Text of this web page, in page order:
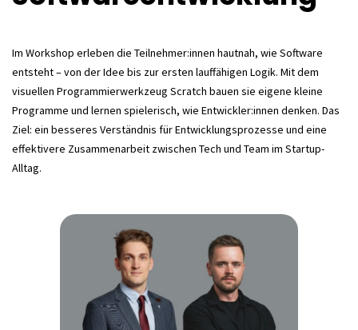
Im Workshop erleben die Teilnehmer:innen hautnah, wie Software
entsteht – von der Idee bis zur ersten lauffähigen Logik. Mit dem
visuellen Programmierwerkzeug Scratch bauen sie eigene kleine
Programme und lernen spielerisch, wie Entwickler:innen denken. Das
Ziel: ein besseres Verständnis für Entwicklungsprozesse und eine
effektivere Zusammenarbeit zwischen Tech und Team im Startup-
Alltag.